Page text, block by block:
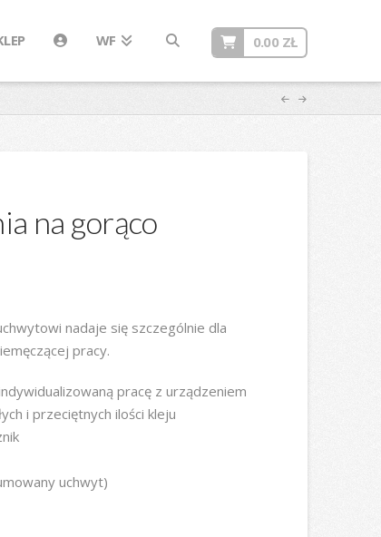
WF 0.00 ZŁ
na gorąco
nadaje się szczególnie dla
pracy.
pracę z urządzeniem
i przeciętnych ilości kleju
uchwyt)